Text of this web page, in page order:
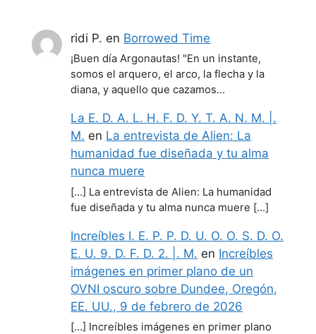
ridi P. en Borrowed Time
¡Buen día Argonautas! "En un instante,
somos el arquero, el arco, la flecha y la
diana, y aquello que cazamos…
La E. D. A. L. H. F. D. Y. T. A. N. M. |.
M. en La entrevista de Alien: La
humanidad fue diseñada y tu alma
nunca muere
[…] La entrevista de Alien: La humanidad
fue diseñada y tu alma nunca muere […]
Increíbles I. E. P. P. D. U. O. O. S. D. O.
E. U. 9. D. F. D. 2. |. M. en Increíbles
imágenes en primer plano de un
OVNI oscuro sobre Dundee, Oregón,
EE. UU., 9 de febrero de 2026
[…] Increíbles imágenes en primer plano